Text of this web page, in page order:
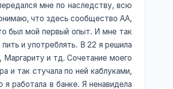
мне по наследству, всю
что здесь сообщество АА,
был мой первый опыт. И мне так
и употреблять. В 22 я решила
Маргариту и тд. Сочетание моего
и так стучала по ней каблуками,
работала в банке. Я ненавидела